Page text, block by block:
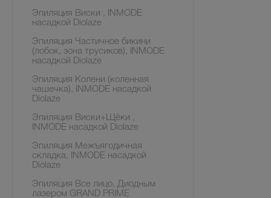
Эпиляция Виски , INMODE
насадкой Diolaze
Эпиляция Частичное бикини
(лобок, зона трусиков), INMODE
насадкой Diolaze
Эпиляция Колени (коленная
чашечка), INMODE насадкой
Diolaze
Эпиляция Виски+Щёки ,
INMODE насадкой Diolaze
Эпиляция Межъягодичная
складка, INMODE насадкой
Diolaze
Эпиляция Все лицо, Диодным
лазером GRAND PRIME